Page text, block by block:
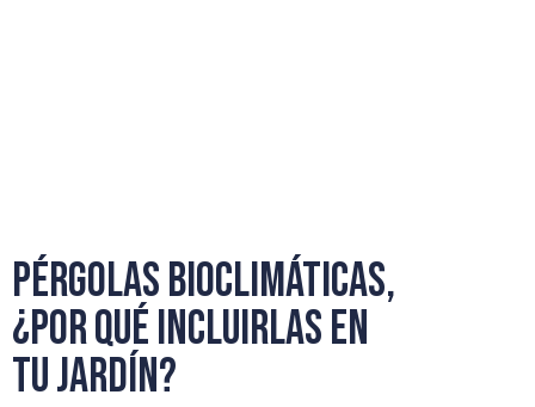
Pérgolas bioclimáticas,
¿por qué incluirlas en
tu jardín?